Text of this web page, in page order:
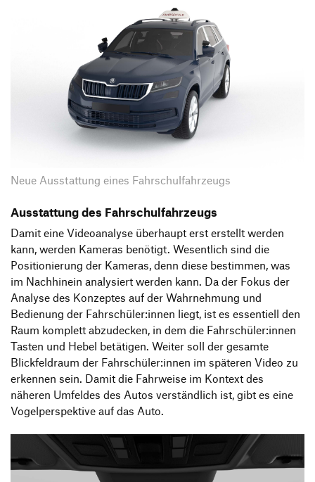
Neue Ausstattung eines Fahrschulfahrzeugs
Ausstattung des Fahrschulfahrzeugs
Damit eine Videoanalyse überhaupt erst erstellt werden
kann, werden Kameras benötigt. Wesentlich sind die
Positionierung der Kameras, denn diese bestimmen, was
im Nachhinein analysiert werden kann. Da der Fokus der
Analyse des Konzeptes auf der Wahrnehmung und
Bedienung der Fahrschüler:innen liegt, ist es essentiell den
Raum komplett abzudecken, in dem die Fahrschüler:innen
Tasten und Hebel betätigen. Weiter soll der gesamte
Blickfeldraum der Fahrschüler:innen im späteren Video zu
erkennen sein. Damit die Fahrweise im Kontext des
näheren Umfeldes des Autos verständlich ist, gibt es eine
Vogelperspektive auf das Auto.